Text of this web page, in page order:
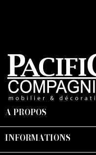
A PROPOS
INFORMATIONS